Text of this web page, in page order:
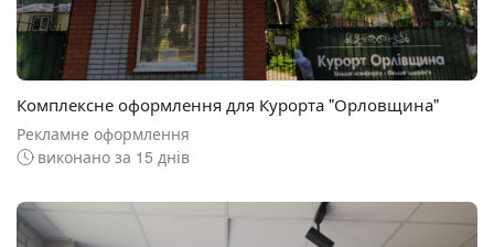
Комплексне оформлення для Курорта "Орловщина"
Рекламне оформлення
виконано за 15 днів